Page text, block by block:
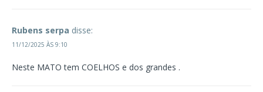
Rubens serpa disse:
11/12/2025 ÀS 9:10
Neste MATO tem COELHOS e dos grandes .